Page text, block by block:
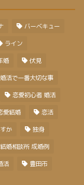
バーベキュー
ライン
婚 伏見
婚活で一番大切な事
恋愛初心者 婚活
愛結婚 恋活
か 独身
結婚相談所 成婚例
活 豊田市